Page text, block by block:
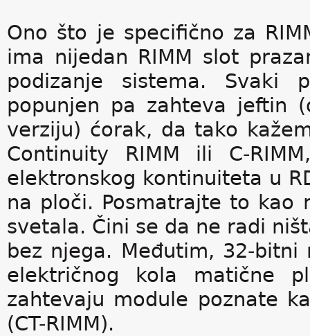
Ono što je specifično za
ima nijedan RIMM slot
podizanje sistema. Svaki
popunjen pa zahteva jeftin
verziju) ćorak, da tako
Continuity RIMM ili C-
elektronskog kontinuiteta u
na ploči. Posmatrajte to kao
svetala. Čini se da ne radi
bez njega. Međutim, 32-
električnog kola matične
zahtevaju module poznate
(CT-RIMM).